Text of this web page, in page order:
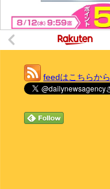
feedはこちらから